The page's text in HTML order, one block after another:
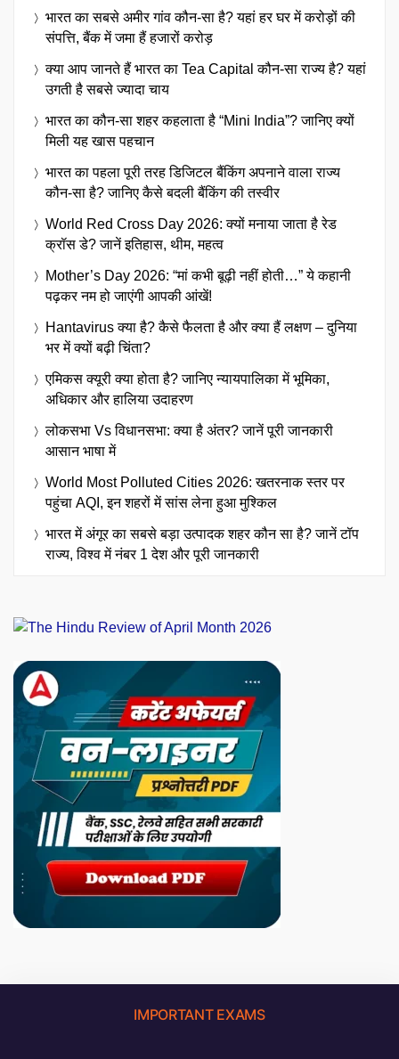
भारत का सबसे अमीर गांव कौन-सा है? यहां हर घर में करोड़ों की
संपत्ति, बैंक में जमा हैं हजारों करोड़
क्या आप जानते हैं भारत का Tea Capital कौन-सा राज्य है? यहां
उगती है सबसे ज्यादा चाय
भारत का कौन-सा शहर कहलाता है “Mini India”? जानिए क्यों
मिली यह खास पहचान
भारत का पहला पूरी तरह डिजिटल बैंकिंग अपनाने वाला राज्य
कौन-सा है? जानिए कैसे बदली बैंकिंग की तस्वीर
World Red Cross Day 2026: क्यों मनाया जाता है रेड
क्रॉस डे? जानें इतिहास, थीम, महत्व
Mother’s Day 2026: “मां कभी बूढ़ी नहीं होती…” ये कहानी
पढ़कर नम हो जाएंगी आपकी आंखें!
Hantavirus क्या है? कैसे फैलता है और क्या हैं लक्षण – दुनिया
भर में क्यों बढ़ी चिंता?
एमिकस क्यूरी क्या होता है? जानिए न्यायपालिका में भूमिका,
अधिकार और हालिया उदाहरण
लोकसभा Vs विधानसभा: क्या है अंतर? जानें पूरी जानकारी
आसान भाषा में
World Most Polluted Cities 2026: खतरनाक स्तर पर
पहुंचा AQI, इन शहरों में सांस लेना हुआ मुश्किल
भारत में अंगूर का सबसे बड़ा उत्पादक शहर कौन सा है? जानें टॉप
राज्य, विश्व में नंबर 1 देश और पूरी जानकारी
IMPORTANT EXAMS